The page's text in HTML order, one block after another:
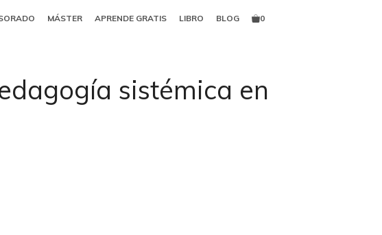
MÁSTER APRENDE GRATIS LIBRO BLOG 0
sistémica en